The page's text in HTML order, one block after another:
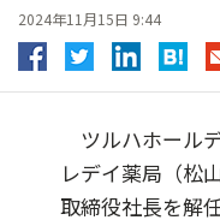
2024年11月15日 9:44
ツルハホール
レデイ薬局（松
取締役社長を解